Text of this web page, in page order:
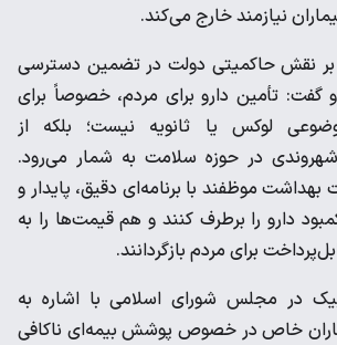
نیازمند خارج می‌کند.
بر نقش حاکمیتی دولت در تضمین دسترسی
گفت: تأمین دارو برای مردم، خصوصاً برای
لوکس یا ثانویه نیست؛ بلکه از
در حوزه سلامت به شمار می‌رود.
بهداشت موظفند با برنامه‌ای دقیق، پایدار و
دارو را برطرف کنند و هم قیمت‌ها را به
برای مردم بازگردانند.
در مجلس شورای اسلامی با اشاره به
خاص در خصوص پوشش بیمه‌ای ناکافی